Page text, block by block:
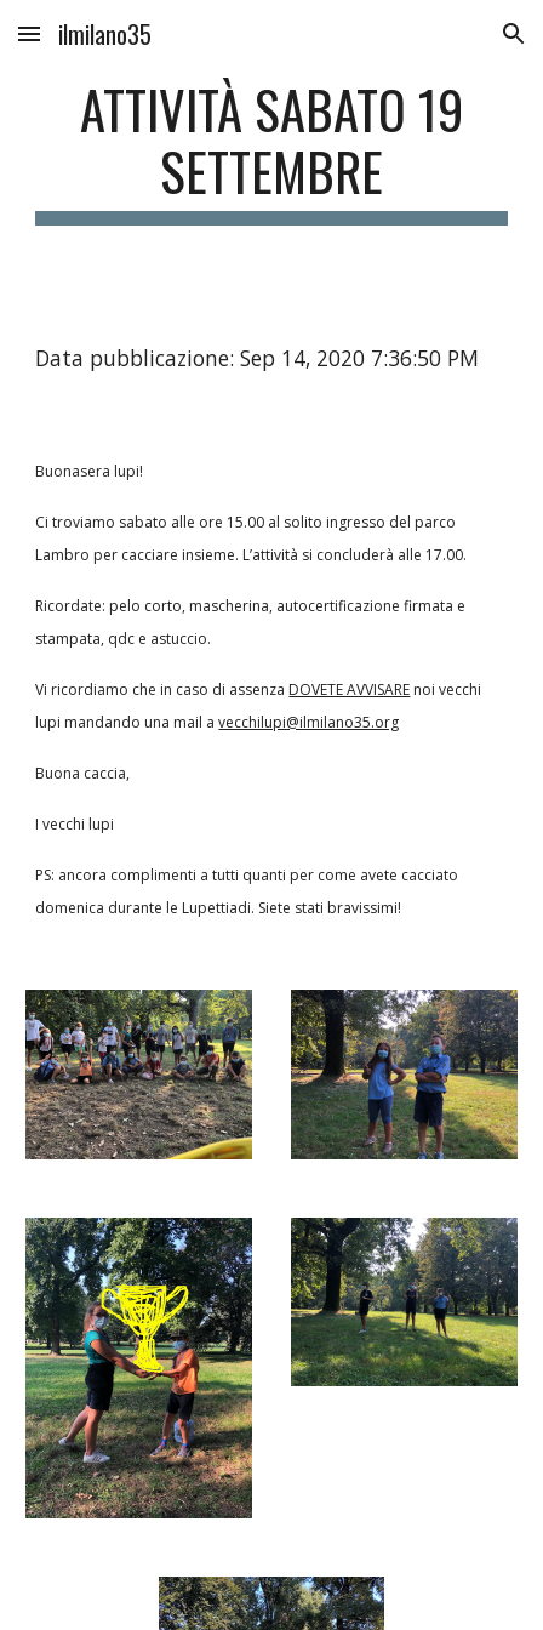
Skip to main content Skip to navigation
ilmilano35
ATTIVITÀ SABATO 19
SETTEMBRE
Data pubblicazione: Sep 14, 2020 7:36:50 PM
Buonasera lupi!
Ci troviamo sabato alle ore 15.00 al solito ingresso del parco
Lambro per cacciare insieme. L’attività si concluderà alle 17.00.
Ricordate: pelo corto, mascherina, autocertificazione firmata e
stampata, qdc e astuccio.
Vi ricordiamo che in caso di assenza DOVETE AVVISARE noi vecchi
lupi mandando una mail a vecchilupi@ilmilano35.org
Buona caccia,
I vecchi lupi
PS: ancora complimenti a tutti quanti per come avete cacciato
domenica durante le Lupettiadi. Siete stati bravissimi!